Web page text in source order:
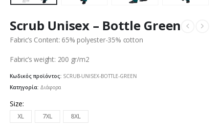
Scrub Unisex – Bottle Green
Fabric’s Content: 65% polyester-35% cotton
Fabric’s weight: 200 gr/m2
Κωδικός προϊόντος: SCRUB-UNISEX-BOTTLE-GREEN
Κατηγορία: Διάφορα
Size
XL 7XL 8XL